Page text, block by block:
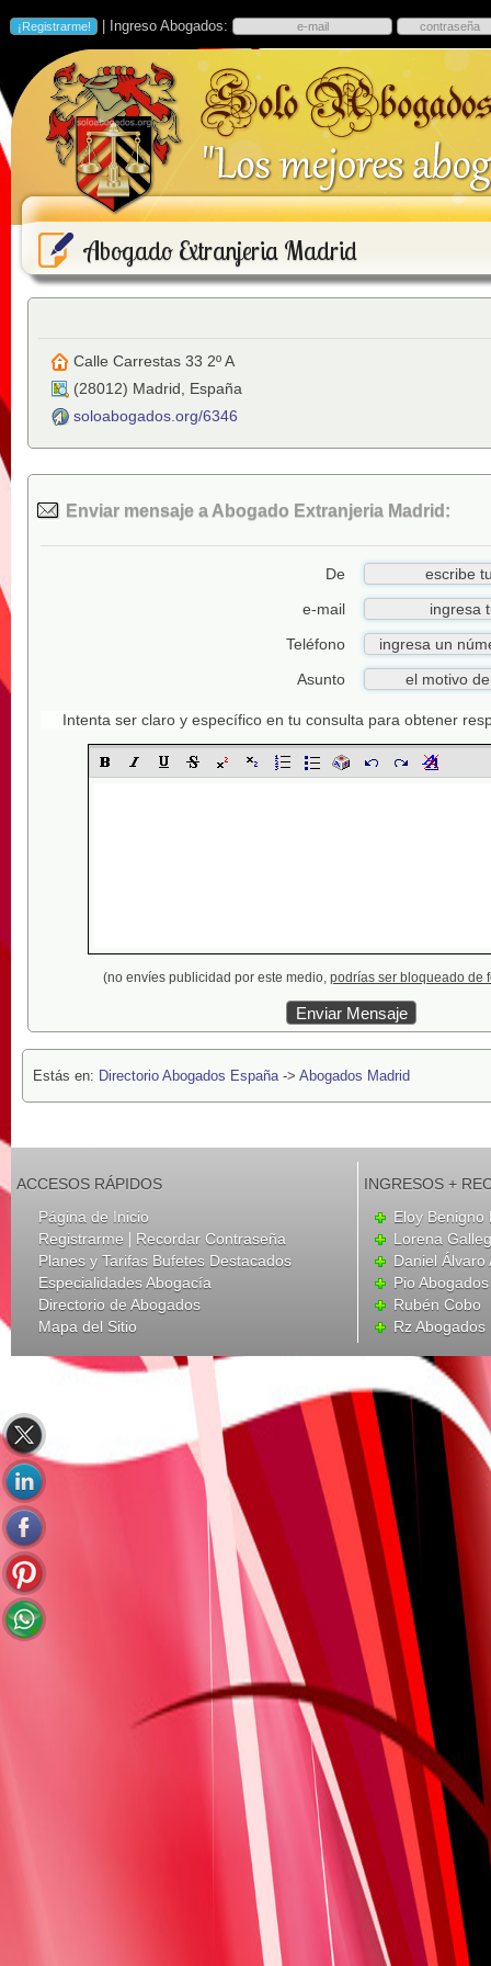
| Ingreso Abogados:
Abogado Extranjeria Madrid
Calle Carrestas 33 2º A
(28012) Madrid
España
soloabogados.org/6346
Enviar mensaje a Abogado Extranjeria Madrid:
De
e-mail
Teléfono
Asunto
Intenta ser claro y específico en tu consulta para obtener
(no envíes publicidad por este medio, podrías ser bloqueado de
Estás en: Directorio Abogados España-> Abogados Madrid
ACCESOS RÁPIDOS
Página de Inicio
Registrarme | Recordar Contraseña
Planes y Tarifas Bufetes Destacados
Especialidades Abogacía
Directorio de Abogados
Mapa del Sitio
INGRESOS +
Eloy Benigno
Lorena
Daniel Álvaro
Pio
Rubén Cobo
Rz Abogados